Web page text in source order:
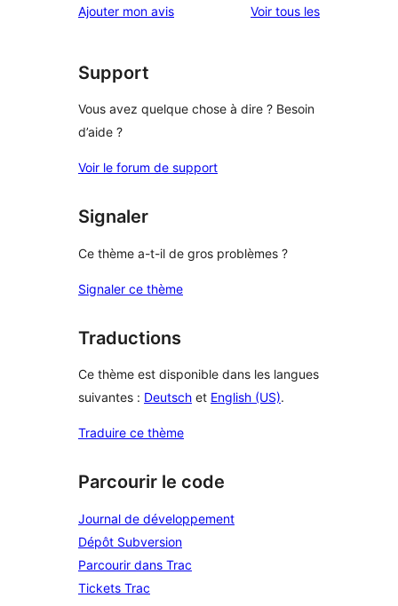
étoile
2
à
étoile
Ajouter mon avis Voir tous lesavis
Support
Vous avez quelque chose à dire ? Besoin
d’aide ?
Voir le forum de support
Signaler
Ce thème a-t-il de gros problèmes ?
Signaler ce thème
Traductions
Ce thème est disponible dans les langues
suivantes : Deutsch et English (US).
Traduire ce thème
Parcourir le code
Journal de développement
Dépôt Subversion
Parcourir dans Trac
Tickets Trac